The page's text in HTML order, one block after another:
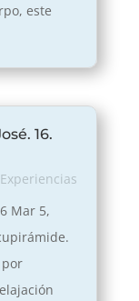
este
16.
Experiencias
Mar 5,